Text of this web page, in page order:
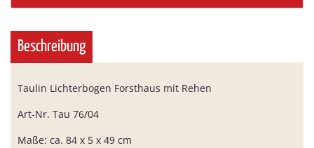
Beschreibung
Taulin Lichterbogen Forsthaus mit Rehen
Art-Nr. Tau 76/04
Maße: ca. 84 x 5 x 49 cm